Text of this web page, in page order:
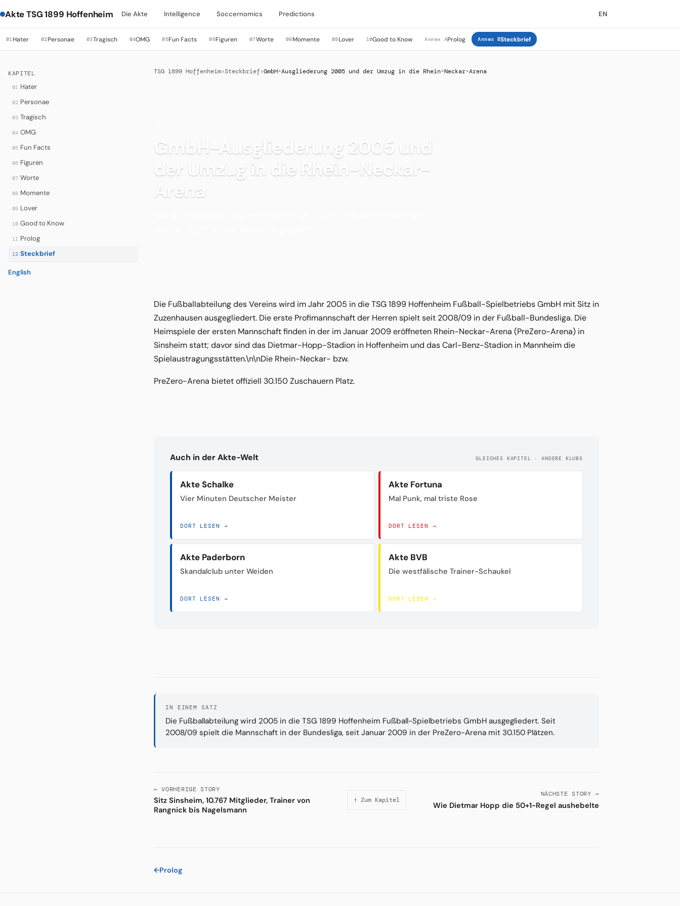
Akte TSG 1899 Hoffenheim Die Akte Intelligence Soccernomics Predictions EN
01Hater 02Personae 03Tragisch 04OMG 05Fun Facts 06Figuren 07Worte 08Momente 09Lover 10Good to Know Annex AProlog Annex BSteckbrief
KAPITEL
01 Hater
02 Personae
03 Tragisch
04 OMG
05 Fun Facts
06 Figuren
07 Worte
08 Momente
09 Lover
10 Good to Know
11 Prolog
12 Steckbrief
English
TSG 1899 Hoffenheim› Steckbrief ›GmbH-Ausgliederung 2005 und der Umzug in die Rhein-Neckar-Arena
GmbH-Ausgliederung 2005 und
der Umzug in die Rhein-Neckar-
Arena
Die Fußballabteilung des Vereins wird im Jahr 2005 in die TSG 1899 Hoffenheim Fußball-Spielbetriebs GmbH mit Sitz in
Zuzenhausen ausgegliedert. Die erste Profimannschaft der Herren spielt seit 2008/09 in der Fußball-Bundesliga. Die
Heimspiele der ersten Mannschaft finden in der im Januar 2009 eröffneten Rhein-Neckar-Arena (PreZero-Arena) in
Sinsheim statt; davor sind das Dietmar-Hopp-Stadion in Hoffenheim und das Carl-Benz-Stadion in Mannheim die
Spielaustragungsstätten.\n\nDie Rhein-Neckar- bzw.
PreZero-Arena bietet offiziell 30.150 Zuschauern Platz.
Auch in der Akte-Welt GLEICHES KAPITEL · ANDERE KLUBS
Akte Schalke
Vier Minuten Deutscher Meister
DORT LESEN →
Akte Fortuna
Mal Punk, mal triste Rose
DORT LESEN →
Akte Paderborn
Skandalclub unter Weiden
DORT LESEN →
Akte BVB
Die westfälische Trainer-Schaukel
DORT LESEN →
IN EINEM SATZ
Die Fußballabteilung wird 2005 in die TSG 1899 Hoffenheim Fußball-Spielbetriebs GmbH ausgegliedert. Seit
2008/09 spielt die Mannschaft in der Bundesliga, seit Januar 2009 in der PreZero-Arena mit 30.150 Plätzen.
← VORHERIGE STORY
Sitz Sinsheim, 10.767 Mitglieder, Trainer von
Rangnick bis Nagelsmann
↑ Zum Kapitel
NÄCHSTE STORY →
Wie Dietmar Hopp die 50+1-Regel aushebelte
←Prolog